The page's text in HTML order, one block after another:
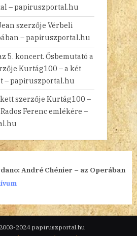
– papiruszportal.hu
szerzője Vérbeli
– papiruszportal.hu
5. koncert. Ősbemutató a
Kurtág100 – a két
– papiruszportal.hu
szerzője Kurtág100 –
Ferenc emlékére –
André Chénier – az Operában
2024 papiruszportal.hu